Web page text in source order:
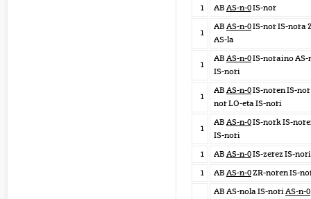
1 AB AS-n-0IS-nor
1
AB AS-n-0IS-nor IS-nora
AS-la
1
AB AS-n-0IS-noraino AS-
IS-nori
1
AB AS-n-0IS-noren IS-nor
nor LO-eta IS-nori
1
AB AS-n-0IS-nork IS-
IS-nori
1
AB AS-n-0IS-zerez IS-nori
1
AB AS-n-0ZR-noren IS-
AB AS-nola IS-noriAS-n-0